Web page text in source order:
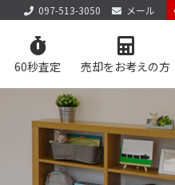
097-513-3050 メール
60秒査定 売却をお考えの方
店舗からのお知らせ
サイトマップ